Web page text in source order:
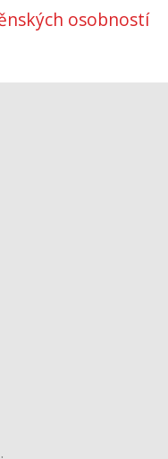
osobností